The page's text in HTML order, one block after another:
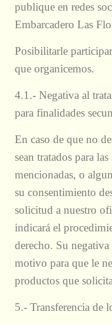
publique en redes
Embarcadero Las
Posibilitarle
que organicemos.
4.1.- Negativa al
para finalidades
En caso de que no
sean tratados para
mencionadas, o
su consentimiento
solicitud a nuestro
indicará el
derecho. Su
motivo para que le
productos que
5.- Transferencia de